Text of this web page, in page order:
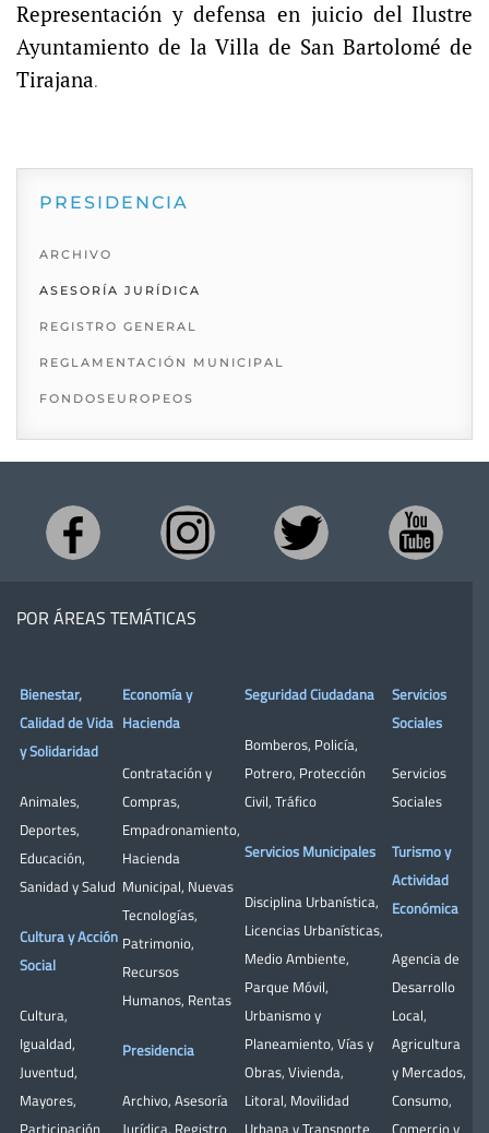
Representación y defensa en juicio del Ilustre
Ayuntamiento de la Villa de San Bartolomé de
Tirajana.
PRESIDENCIA
ARCHIVO
ASESORÍA JURÍDICA
REGISTRO GENERAL
REGLAMENTACIÓN MUNICIPAL
FONDOSEUROPEOS
POR ÁREAS TEMÁTICAS
Bienestar,
Calidad de Vida
y Solidaridad
Animales,
Deportes,
Educación,
Sanidad y Salud
Cultura y Acción
Social
Cultura,
Igualdad,
Juventud,
Mayores,
Economía y
Hacienda
Contratación y
Compras,
Empadronamiento,
Hacienda
Municipal, Nuevas
Tecnologías,
Patrimonio,
Recursos
Humanos, Rentas
Presidencia
Archivo, Asesoría
Seguridad Ciudadana
Bomberos, Policía,
Potrero, Protección
Civil, Tráfico
Servicios Municipales
Disciplina Urbanística,
Licencias Urbanísticas,
Medio Ambiente,
Parque Móvil,
Urbanismo y
Planeamiento, Vías y
Obras, Vivienda,
Litoral, Movilidad
Servicios
Sociales
Servicios
Sociales
Turismo y
Actividad
Económica
Agencia de
Desarrollo
Local,
Agricultura
y Mercados,
Consumo,